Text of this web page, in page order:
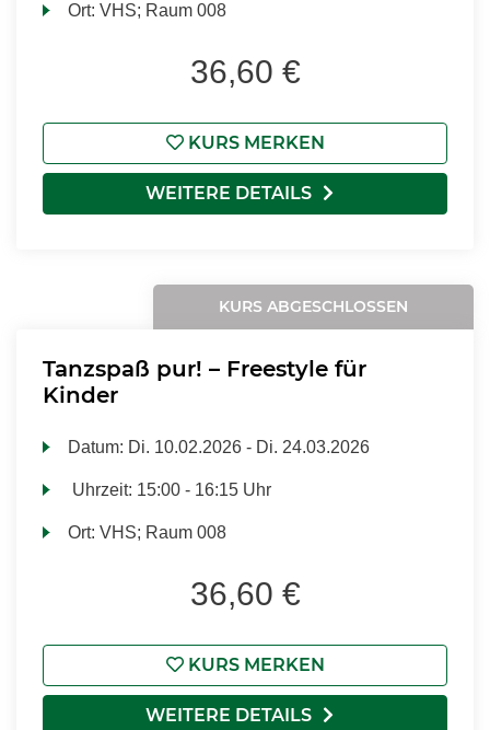
Ort:VHS; Raum 008
36,60 €
KURS MERKEN
WEITERE DETAILS
KURS ABGESCHLOSSEN
Tanzspaß pur! – Freestyle für
Kinder
Datum: Di. 10.02.2026 - Di. 24.03.2026
Uhrzeit: 15:00 - 16:15 Uhr
Ort:VHS; Raum 008
36,60 €
KURS MERKEN
WEITERE DETAILS